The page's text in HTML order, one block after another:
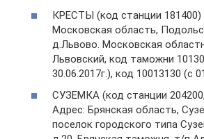
КРЕСТЫ (код станции 181400)
Московская область,
д.Львово. Московская
Львовский, код таможни
30.06.2017г.), код 10013130 (с
СУЗЕМКА (код станции
Адрес: Брянская область,
поселок городского типа